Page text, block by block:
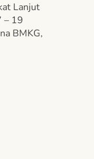
Lanjut
– 19
BMKG,